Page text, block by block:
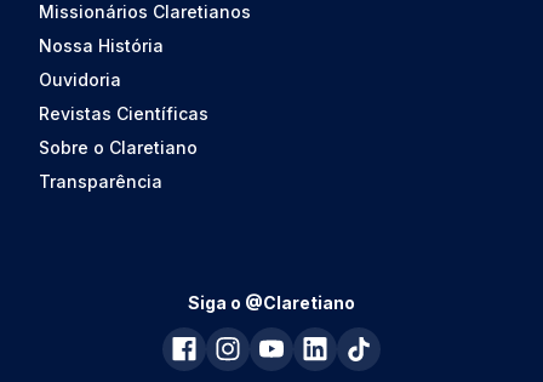
Missionários Claretianos
Nossa História
Ouvidoria
Revistas Científicas
Sobre o Claretiano
Transparência
Siga o @Claretiano